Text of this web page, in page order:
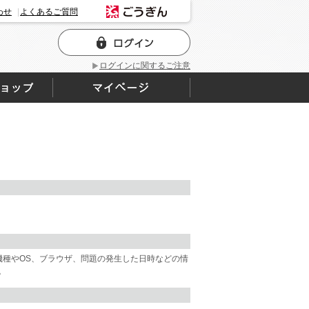
ログインに関するご注意
せ よくあるご質問
やOS、ブラウザ、問題の発生した日時などの情